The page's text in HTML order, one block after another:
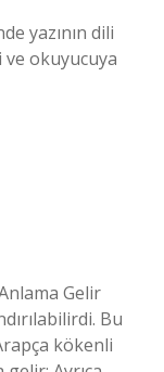
yazının dili
ve okuyucuya
Gelir
Bu
kökenli